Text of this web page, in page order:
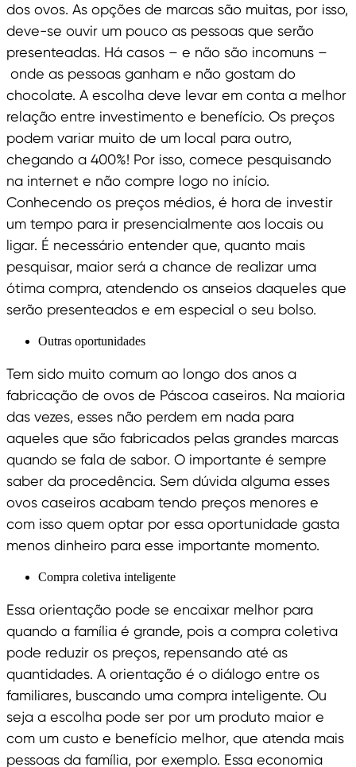
dos ovos. As opções de marcas são muitas, por isso,
deve-se ouvir um pouco as pessoas que serão
presenteadas. Há casos – e não são incomuns –
onde as pessoas ganham e não gostam do
chocolate. A escolha deve levar em conta a melhor
relação entre investimento e benefício. Os preços
podem variar muito de um local para outro,
chegando a 400%! Por isso, comece pesquisando
na internet e não compre logo no início.
Conhecendo os preços médios, é hora de investir
um tempo para ir presencialmente aos locais ou
ligar. É necessário entender que, quanto mais
pesquisar, maior será a chance de realizar uma
ótima compra, atendendo os anseios daqueles que
serão presenteados e em especial o seu bolso.
Outras oportunidades
Tem sido muito comum ao longo dos anos a
fabricação de ovos de Páscoa caseiros. Na maioria
das vezes, esses não perdem em nada para
aqueles que são fabricados pelas grandes marcas
quando se fala de sabor. O importante é sempre
saber da procedência. Sem dúvida alguma esses
ovos caseiros acabam tendo preços menores e
com isso quem optar por essa oportunidade gasta
menos dinheiro para esse importante momento.
Compra coletiva inteligente
Essa orientação pode se encaixar melhor para
quando a família é grande, pois a compra coletiva
pode reduzir os preços, repensando até as
quantidades. A orientação é o diálogo entre os
familiares, buscando uma compra inteligente. Ou
seja a escolha pode ser por um produto maior e
com um custo e benefício melhor, que atenda mais
pessoas da família, por exemplo. Essa economia